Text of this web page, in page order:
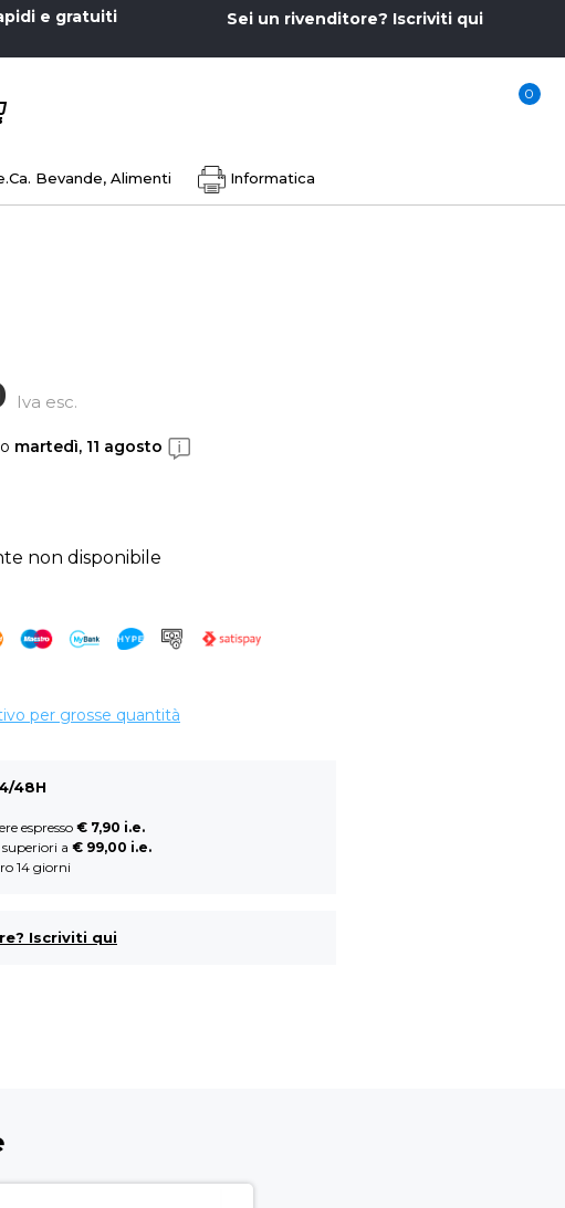
e gratuiti Sei un rivenditore? Iscriviti qui
0
Bevande, Alimenti
Informatica
Iva esc.
martedì, 11 agosto
non disponibile
per grosse quantità
48H
espresso € 7,90 i.e.
a € 99,00 i.e.
14 giorni
Iscriviti qui